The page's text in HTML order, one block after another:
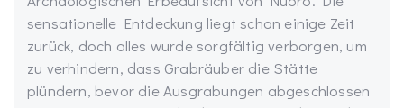
sensationelle Entdeckung liegt schon einige Zeit
zurück, doch alles wurde sorgfältig verborgen, um
zu verhindern, dass Grabräuber die Stätte
plündern, bevor die Ausgrabungen abgeschlossen